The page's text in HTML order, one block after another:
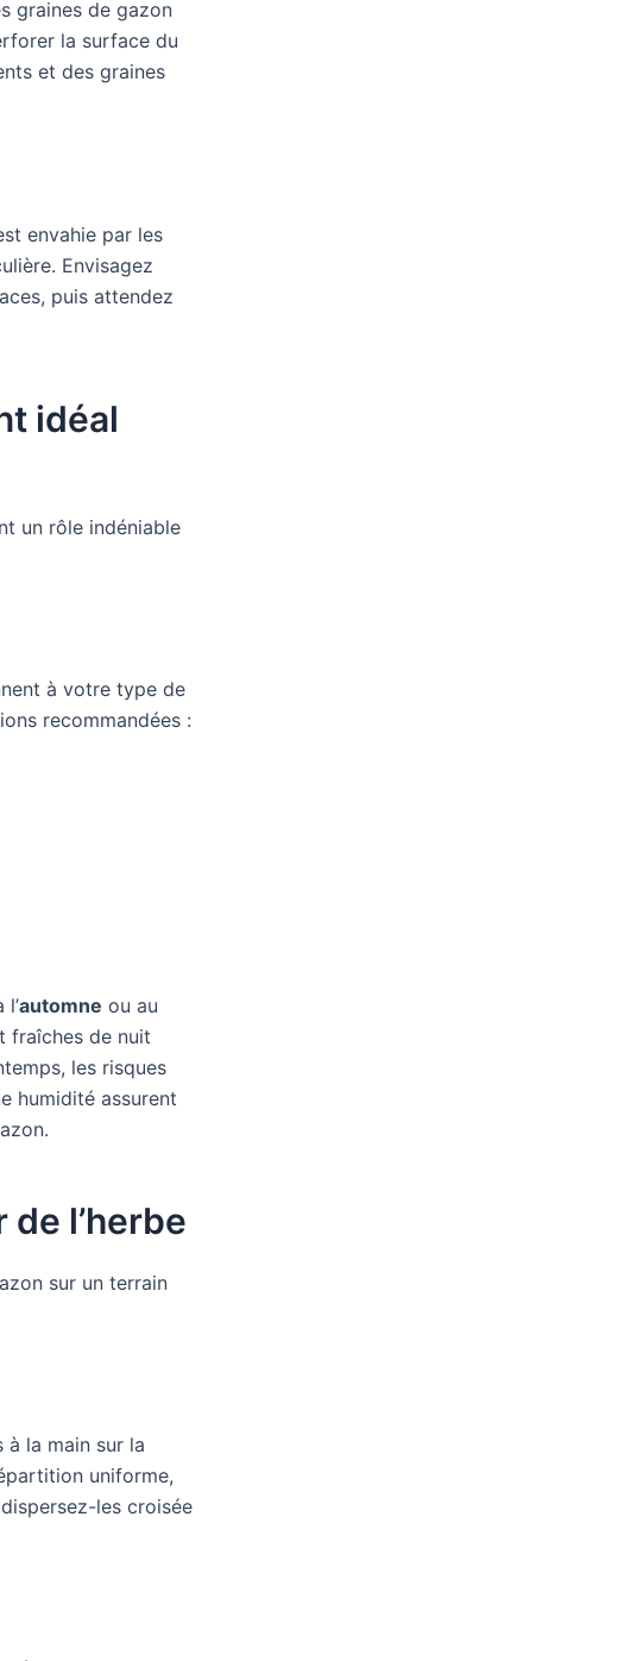
graines de gazon
la surface du
et des graines
envahie par les
Envisagez
puis attendez
idéal
un rôle indéniable
à votre type de
recommandées :
automne ou au
fraîches de nuit
les risques
humidité assurent
l’herbe
sur un terrain
la main sur la
uniforme,
les croisée